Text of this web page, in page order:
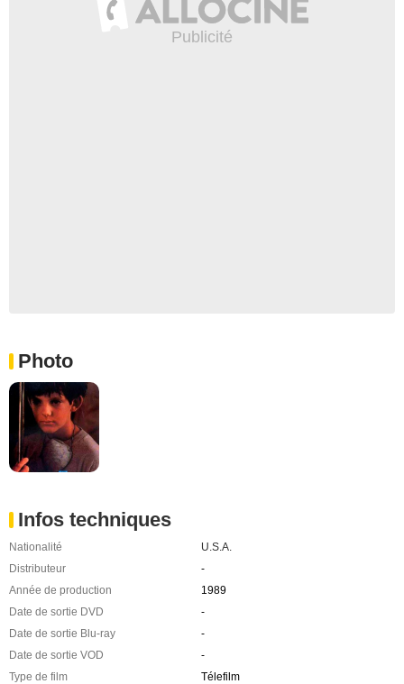
Photo
Infos techniques
Nationalité
U.S.A.
Distributeur
-
Année de production
1989
Date de sortie DVD
-
Date de sortie Blu-ray
-
Date de sortie VOD
-
Type de film
Télefilm